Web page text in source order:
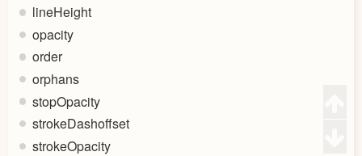
lineHeight
opacity
order
orphans
stopOpacity
strokeDashoffset
strokeOpacity